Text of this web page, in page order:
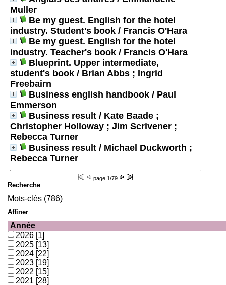
Muller
Be my guest. English for the hotel
industry. Student's book / Francis O'Hara
Be my guest. English for the hotel
industry. Teacher's book / Francis O'Hara
Blueprint. Upper intermediate,
student's book / Brian Abbs ; Ingrid
Freebairn
Business english handbook / Paul
Emmerson
Business result / Kate Baade ;
Christopher Holloway ; Jim Scrivener ;
Rebecca Turner
Business result / Michael Duckworth ;
Rebecca Turner
page 1/79
Recherche
Mots-clés (786)
Affiner
Année
2026 [1]
2025 [13]
2024 [22]
2023 [19]
2022 [15]
2021 [28]